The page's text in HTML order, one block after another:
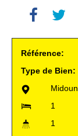
Référence:
Type de Bien:
Midoun
1
1